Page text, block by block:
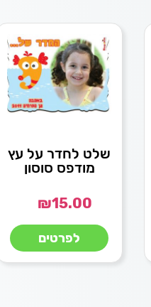
שלט לחדר על עץ
מודפס סוסון
₪15.00
לפרטים